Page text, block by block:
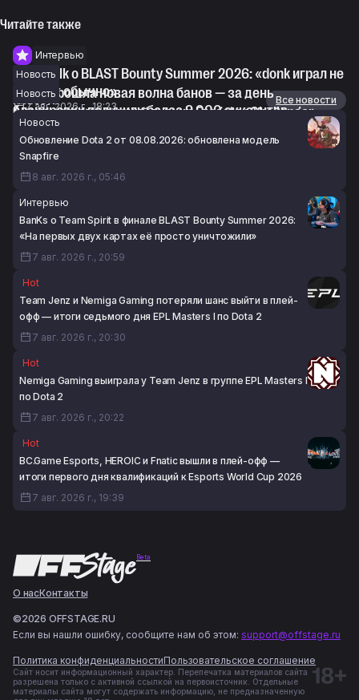
Читайте также
Интервью
Devilwalk о BLAST Bounty Summer 2026: «donk играл не
так, как обычно»
7 авг. 2026 г., 18:23
Новость
В CS2 прошла новая волна банов — за день
блокировки получили более 9 000 аккаунтов
7 авг. 2026 г., 16:52
Новость
Анонсирован женский турнир Fragster Challenger
Female Masters #1 по CS2
7 авг. 2026 г., 16:26
Новости
Все новости
Новость
Обновление Dota 2 от 08.08.2026: обновлена модель
Snapfire
8 авг. 2026 г., 05:46
Интервью
BanKs о Team Spirit в финале BLAST Bounty Summer 2026:
«На первых двух картах её просто уничтожили»
7 авг. 2026 г., 20:59
Hot
Team Jenz и Nemiga Gaming потеряли шанс выйти в плей-
офф — итоги седьмого дня EPL Masters I по Dota 2
7 авг. 2026 г., 20:30
Hot
Nemiga Gaming выиграла у Team Jenz в группе EPL Masters I
по Dota 2
7 авг. 2026 г., 20:22
Hot
BC.Game Esports, HEROIC и Fnatic вышли в плей-офф —
итоги первого дня квалификаций к Esports World Cup 2026
7 авг. 2026 г., 19:39
Beta
О насКонтакты
©2026 OFFSTAGE.RU
Если вы нашли ошибку, сообщите нам об этом: support@offstage.ru
Политика конфиденциальностиПользовательское соглашение
Сайт носит информационный характер. Перепечатка материалов сайта
разрешена только с активной ссылкой на первоисточник. Отдельные
материалы сайта могут содержать информацию, не предназначенную